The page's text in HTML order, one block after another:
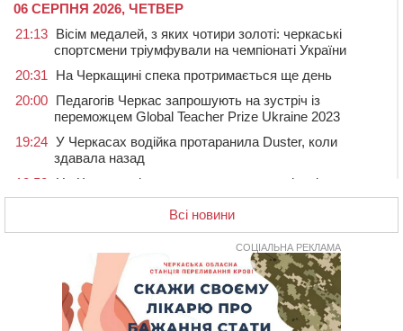
06 СЕРПНЯ 2026, ЧЕТВЕР
21:13 Вісім медалей, з яких чотири золоті: черкаські
спортсмени тріумфували на чемпіонаті України
20:31
На Черкащині спека протримається ще день
20:00 Педагогів Черкас запрошують на зустріч із
переможцем Global Teacher Prize Ukraine 2023
19:24 У Черкасах водійка протаранила Duster, коли
здавала назад
18:50
На Черкащині з початку року зросла кількість
постраждалих від укусів тварин
Черкаська тренувальна квартира стала прикладом
ЧНУ увійшов до 50 найпопулярніших вишів України
серед вступників
На Хімселищі у Черкасах облаштували новий
контейнерний майданчик
Всі новини
СОЦІАЛЬНА РЕКЛАМА